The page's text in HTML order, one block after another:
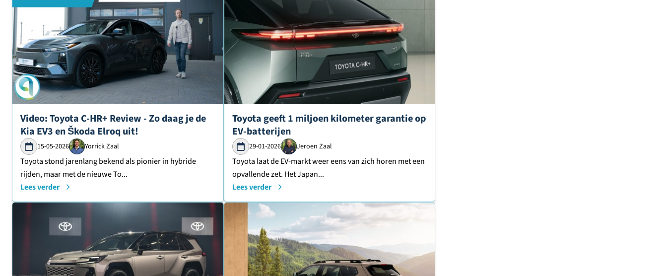
Lees verder over
Video: Toyota C-HR+ Review - Zo daag je de
Kia EV3 en Škoda Elroq uit!
15-05-2026 Yorrick Zaal
Toyota stond jarenlang bekend als pionier in hybride
rijden, maar met de nieuwe To...
Lees verder
Lees verder over
Toyota geeft 1 miljoen kilometer garantie op
EV-batterijen
29-01-2026 Jeroen Zaal
Toyota laat de EV-markt weer eens van zich horen met een
opvallende zet. Het Japan...
Lees verder